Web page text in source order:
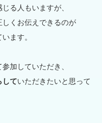
る人もいますが、
くお伝えできるのが
ます。
加していただき、
していただきたいと思って